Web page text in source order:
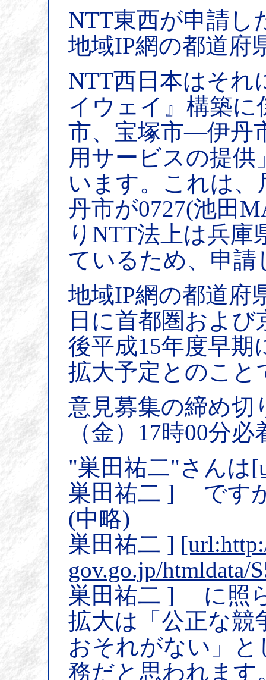
NTT東西が申請し
地域IP網の都道府
NTT西日本はそれ
イウェイ』構築
市、宝塚市―伊丹
用サービスの提
います。これは、
丹市が0727(池田
りNTT法上は兵
ているため、申請
地域IP網の都道府
日に首都圏およ
後平成15年度早期
拡大予定とのこと
意見募集の締め切
（金）17時00分
"巣田祐二"さんは
巣田祐二 ] です
(中略)
巣田祐二 ]
gov.go.jp/htmldata/
巣田祐二 ] に照
拡大は「公正な競
おそれがない」
務だと思われます